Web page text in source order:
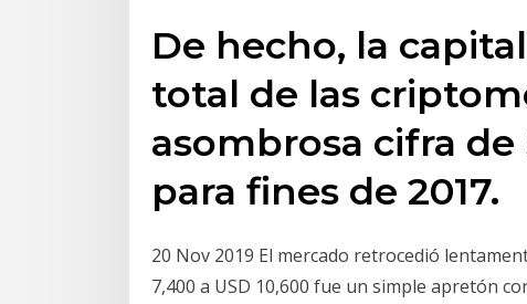
De hecho, la
total de las
asombrosa cifra
para fines de 2017.
20 Nov 2019 El mercado retrocedió
7,400 a USD 10,600 fue un simple apretón